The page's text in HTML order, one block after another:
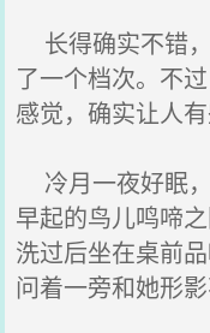
长得确实不错
了一个档次。不
感觉，确实让人
冷月一夜好眠，
早起的鸟儿鸣啼
洗过后坐在桌前
问着一旁和她形影